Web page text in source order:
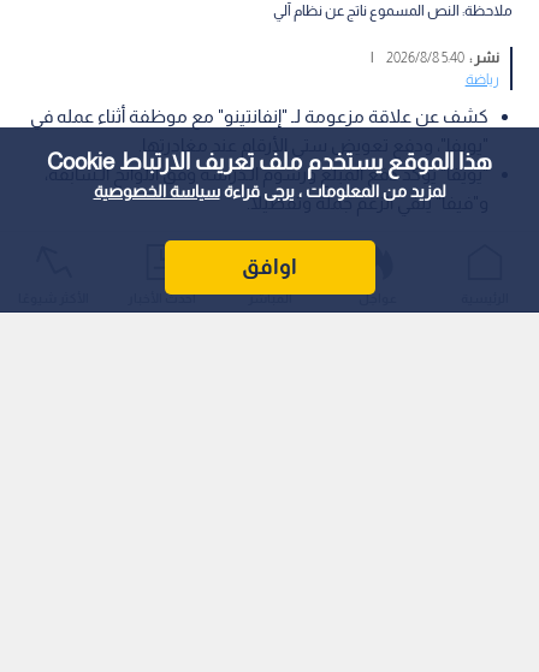
هذا الموقع يستخدم ملف تعريف الارتباط Cookie
لمزيد من المعلومات ، يرجى قراءةسياسة الخصوصية
اوافق
ملاحظة: النص المسموع ناتج عن نظام آلي
نشر :5:40 2026/8/8
|
رياضة
كشف عن علاقة مزعومة لـ "إنفانتينو" مع موظفة أثناء عمله في
"يويفا" يؤكد دفع المبلغ ورسوم الـدراسة وفق اللوائح الـسابقة،
و"فيفا" ينفي الزعم جملة وتفصيلا.
يواجه رئيس الاتحاد الـدولي لكرة الـقدم (فيفا)، جياني إنفانتينو،
ضغوطا متزايدة إثر تقرير صحفي لصحيفة "التلغراف" يزعم وجود
علاقة بينه وبين موظفة أثناء شغله منصب الأمين الـعام للاتحاد
عواجل المباشر أحدث الأخبار